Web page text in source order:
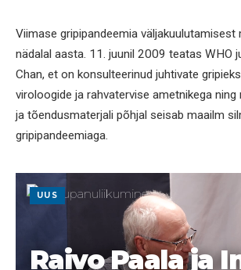
Viimase gripipandeemia väljakuulutamisest
nädalal aasta. 11. juunil 2009 teatas WHO
Chan, et on konsulteerinud juhtivate
viroloogide ja rahvatervise ametnikega ning
ja tõendusmaterjali põhjal seisab maailm
gripipandeemiaga.
UUS
Raivo Paala ja